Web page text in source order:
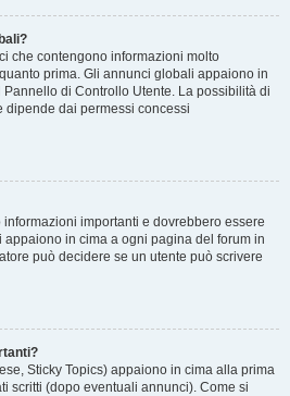
che contengono informazioni molto
prima. Gli annunci globali appaiono in
di Controllo Utente. La possibilità di
dai permessi concessi
importanti e dovrebbero essere
appaiono in cima a ogni pagina del forum in
può decidere se un utente può scrivere
Sticky Topics) appaiono in cima alla prima
scritti (dopo eventuali annunci). Come si